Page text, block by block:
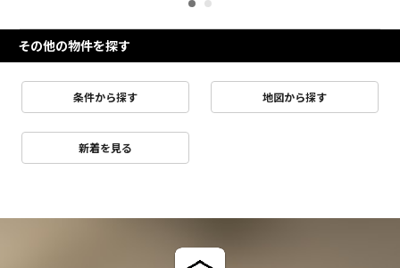
その他の物件を探す
条件から探す 地図から探す
新着を見る